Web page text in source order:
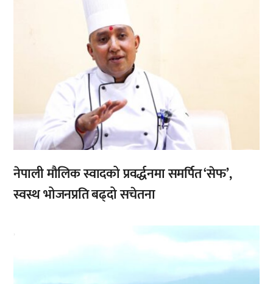
नेपाली मौलिक स्वादको प्रवर्द्धनमा समर्पित ‘सेफ’,
स्वस्थ भोजनप्रति बढ्दो सचेतना
,